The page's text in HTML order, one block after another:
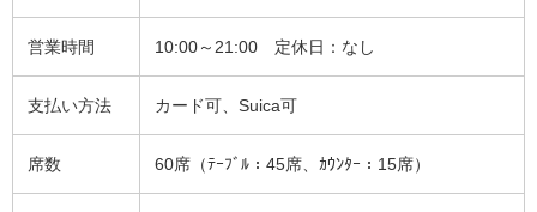
営業時間 10:00～21:00 定休日：なし
支払い方法 カード可、 Suica可
席数 60席（ﾃｰﾌﾞﾙ：45席、ｶｳﾝﾀｰ：15席）